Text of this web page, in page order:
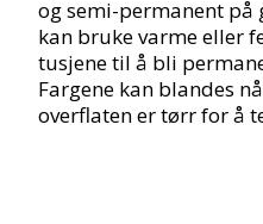
og semi-permanent på
kan bruke varme eller
tusjene til å bli
Fargene kan blandes
overflaten er tørr for å